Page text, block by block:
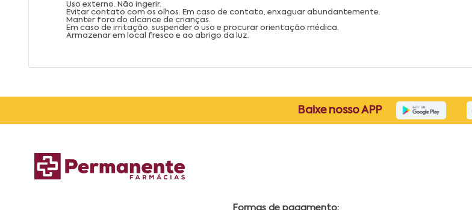
Uso externo. Não ingerir.
Evitar contato com os olhos. Em caso de contato, enxaguar abundantemente.
Manter fora do alcance de crianças.
Em caso de irritação, suspender o uso e procurar orientação médica.
Armazenar em local fresco e ao abrigo da luz.
Baixe nosso APP
Formas de pagamento: